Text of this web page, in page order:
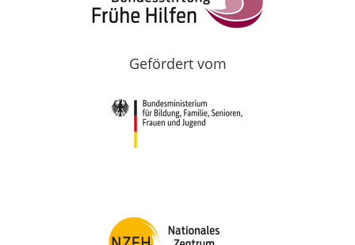
Gefördert vom